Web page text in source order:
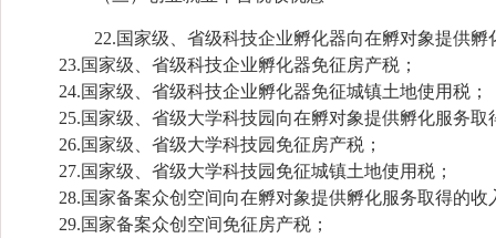
22.国家级、省级科技企业孵化器向在孵对象提供孵
23.国家级、省级科技企业孵化器免征房产税；
24.国家级、省级科技企业孵化器免征城镇土地使用税；
25.国家级、省级大学科技园向在孵对象提供孵化服务取
26.国家级、省级大学科技园免征房产税；
27.国家级、省级大学科技园免征城镇土地使用税；
28.国家备案众创空间向在孵对象提供孵化服务取得的收
29.国家备案众创空间免征房产税；